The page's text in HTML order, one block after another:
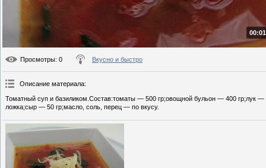
Просмотры: 0 Вкусно и быстро
Описание материала:
Томатный суп и базиликом.Состав:томаты — 500 гр;овощной бульон — 400 гр;лук
ложка;сыр — 50 гр;масло, соль, перец — по вкусу.